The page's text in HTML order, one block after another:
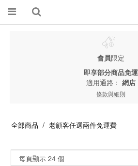
會員限定
即享部分商品免運
適用通路： 網店
條款與細則
全部商品 老顧客任選兩件免運費